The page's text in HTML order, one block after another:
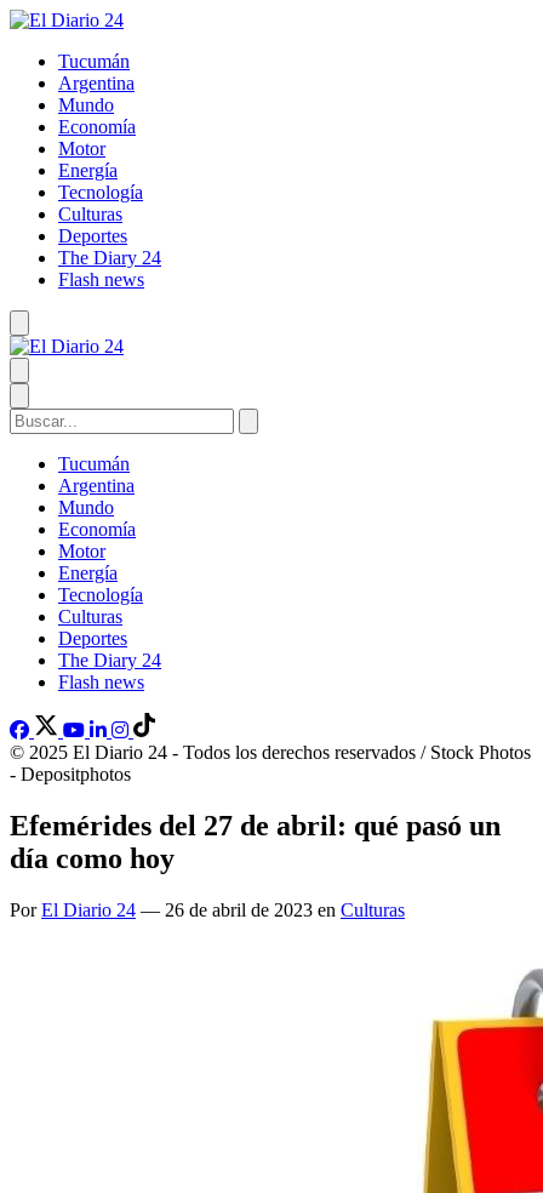
Tucumán
Argentina
Mundo
Economía
Motor
Energía
Tecnología
Culturas
Deportes
The Diary 24
Flash news
Tucumán
Argentina
Mundo
Economía
Motor
Energía
Tecnología
Culturas
Deportes
The Diary 24
Flash news
© 2025 El Diario 24 - Todos los derechos reservados / Stock Photos
- Depositphotos
Efemérides del 27 de abril: qué pasó un
día como hoy
PorEl Diario 24 — 26 de abril de 2023 en Culturas